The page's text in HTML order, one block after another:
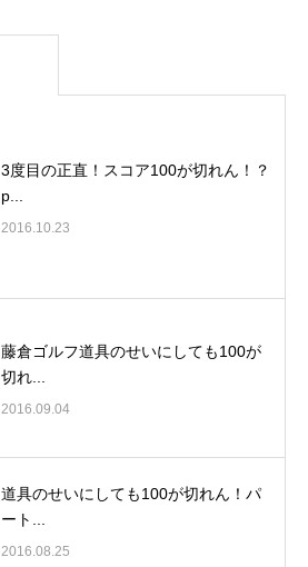
3度目の正直！スコア100が切れん！？
p...
2016.10.23
藤倉ゴルフ道具のせいにしても100が
切れ...
2016.09.04
道具のせいにしても100が切れん！パ
ート...
2016.08.25